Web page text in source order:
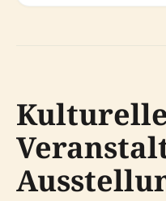
Kulturelle